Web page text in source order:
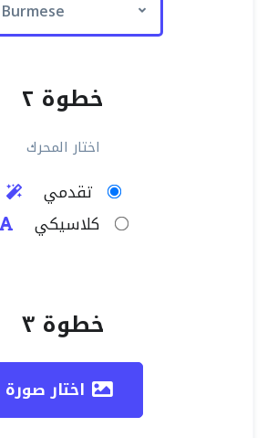
Burmese
خطوة ٢
اختار المحرك
تقدمي
كلاسيكي
خطوة ٣
اختار صورة